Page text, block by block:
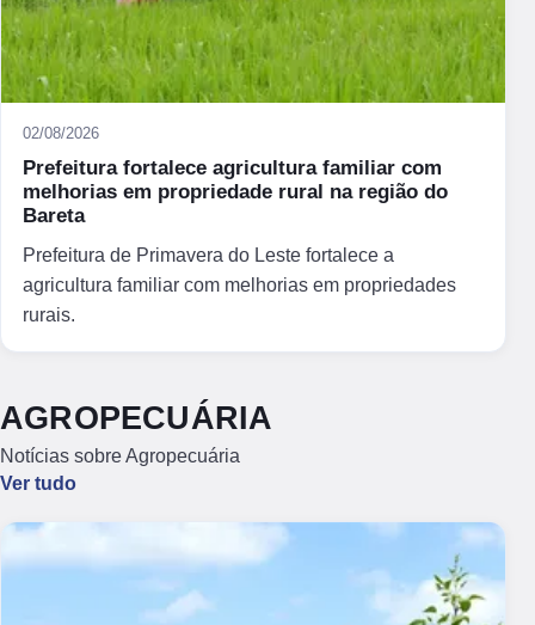
02/08/2026
Prefeitura fortalece agricultura familiar com
melhorias em propriedade rural na região do
Bareta
Prefeitura de Primavera do Leste fortalece a
agricultura familiar com melhorias em propriedades
rurais.
AGROPECUÁRIA
Notícias sobre Agropecuária
Ver tudo